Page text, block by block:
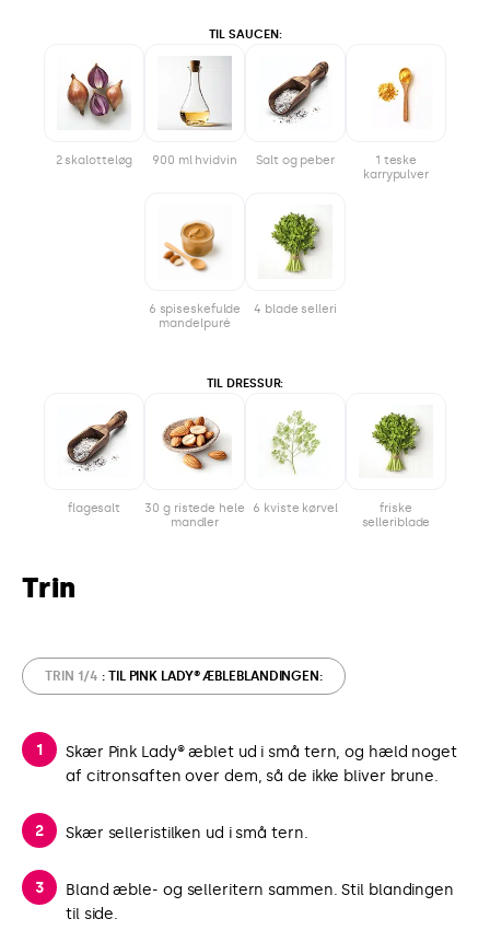
TIL SAUCEN:
2 skalotteløg 900 ml hvidvin Salt og peber
1 teske
karrypulver
6 spiseskefulde
mandelpuré
4 blade selleri
TIL DRESSUR:
flagesalt
30 g ristede hele
mandler
6 kviste kørvel
friske
selleriblade
Trin
TRIN 1/4 : TIL PINK LADY® ÆBLEBLANDINGEN:
Skær Pink Lady® æblet ud i små tern, og hæld noget
af citronsaften over dem, så de ikke bliver brune.
Skær selleristilken ud i små tern.
Bland æble- og selleritern sammen. Stil blandingen
til side.